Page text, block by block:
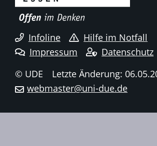
Infoline
Hilfe im Notfall
Impressum
Datenschutz
© UDE
Letzte Änderung:
webmaster@uni-due.de